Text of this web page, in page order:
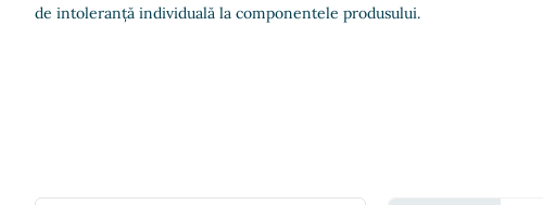
de intoleranță individuală la componentele produsului.